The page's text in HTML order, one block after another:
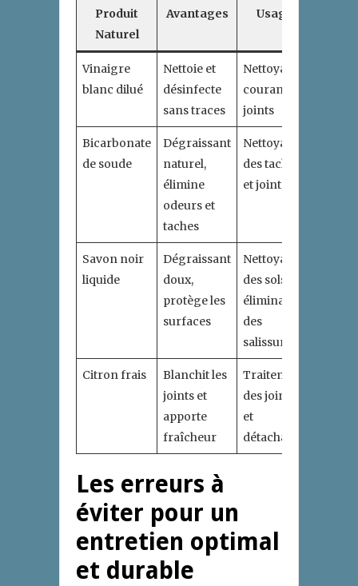
Produit
Naturel
Avantages Usage
Vinaigre
blanc dilué
Nettoie et
désinfecte
sans traces
Nettoyage
courant,
joints
Bicarbonate
de soude
Dégraissant
naturel,
élimine
odeurs et
taches
Nettoyage
des taches
et joints
Savon noir
liquide
Dégraissant
doux,
protège les
surfaces
Nettoyage
des sols,
élimination
des
salissures
Citron frais
Blanchit les
joints et
apporte
fraîcheur
Traitement
des joints
et
détachage
Les erreurs à
éviter pour un
entretien optimal
et durable